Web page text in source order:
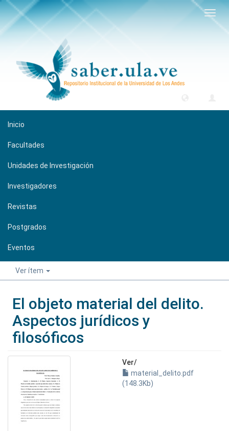
Inicio
Facultades
Unidades de Investigación
Investigadores
Revistas
Postgrados
Eventos
Ver ítem
El objeto material del delito.
Aspectos jurídicos y
filosóficos
Ver/
material_delito.pdf
(148.3Kb)